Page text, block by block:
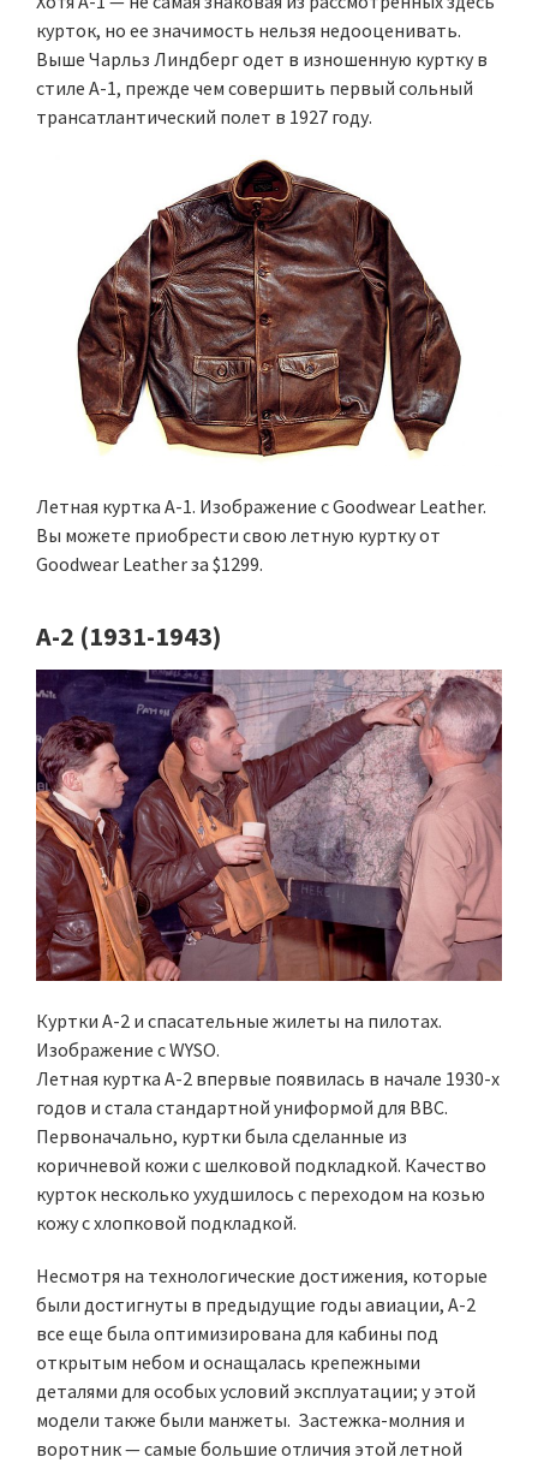
курток, но ее значимость нельзя недооценивать.
Выше Чарльз Линдберг одет в изношенную куртку в
стиле А-1, прежде чем совершить первый сольный
трансатлантический полет в 1927 году.
Летная куртка А-1. Изображение с Goodwear Leather.
Вы можете приобрести свою летную куртку от
Goodwear Leather за $1299.
А-2 (1931-1943)
Куртки A-2 и спасательные жилеты на пилотах.
Изображение с WYSO.
Летная куртка A-2 впервые появилась в начале 1930-х
годов и стала стандартной униформой для ВВС.
Первоначально, куртки была сделанные из
коричневой кожи с шелковой подкладкой. Качество
курток несколько ухудшилось с переходом на козью
кожу с хлопковой подкладкой.
Несмотря на технологические достижения, которые
были достигнуты в предыдущие годы авиации, A-2
все еще была оптимизирована для кабины под
открытым небом и оснащалась крепежными
деталями для особых условий эксплуатации; у этой
модели также были манжеты. Застежка-молния и
воротник — самые большие отличия этой летной